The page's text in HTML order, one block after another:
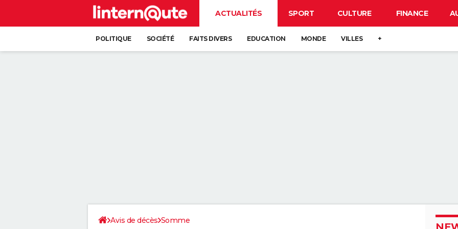
ACTUALITÉS SPORT CULTURE FINANCE
POLITIQUE SOCIÉTÉ FAITS DIVERS EDUCATION MONDE VILLES +
Avis de décès Somme